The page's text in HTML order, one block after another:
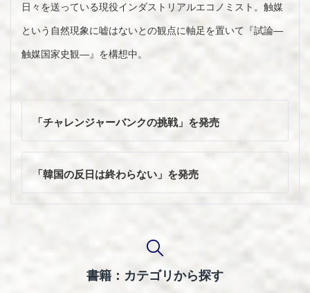
日々を送っている現役インダストリアルエコノミスト。触媒
という自然現象に嘘はないとの観点に軸足を置いて『試論―
触媒国家史観―』を構想中。
投
ナ
ビ
「チャレンジャーバンクの挑戦」を発売
「韓国の反日は終わらない」を発売
書籍：カテゴリから探す